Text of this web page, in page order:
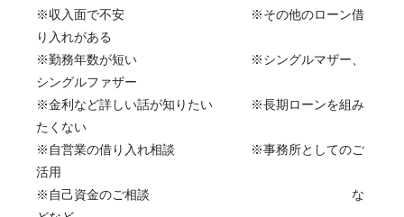
※収入面で不安 ※その他のローン借
り入れがある
※勤務年数が短い ※シングルマザー、
シングルファザー
※金利など詳しい話が知りたい ※長期ローンを組み
たくない
※自営業の借り入れ相談 ※事務所としてのご
活用
※自己資金のご相談 な